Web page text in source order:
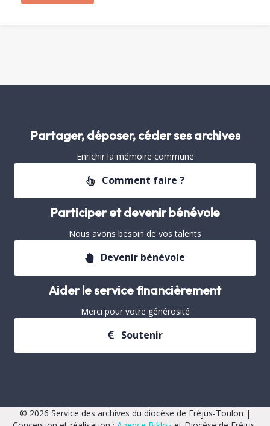
Partager, déposer, céder ses archives
Enrichir la mémoire commune
Comment faire ?
Participer et devenir bénévole
Nous avons besoin de vos talents
Devenir bénévole
Aider le service financièrement
Merci pour votre générosité
Soutenir
© 2026 Service des archives du diocèse de Fréjus-Toulon |